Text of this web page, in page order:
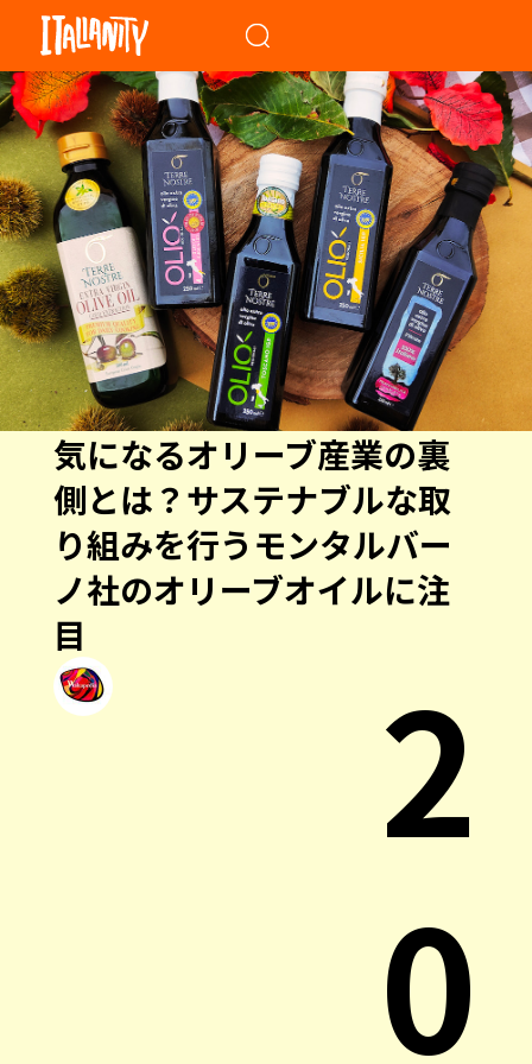
気になるオリーブ産業の裏
側とは？サステナブルな取
り組みを行うモンタルバー
ノ社のオリーブオイルに注
目
2
0